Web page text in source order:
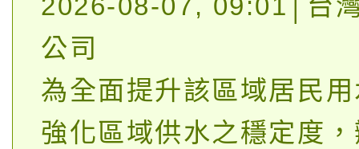
2026-08-07, 09:01│台
公司
為全面提升該區域居民
強化區域供水之穩定度